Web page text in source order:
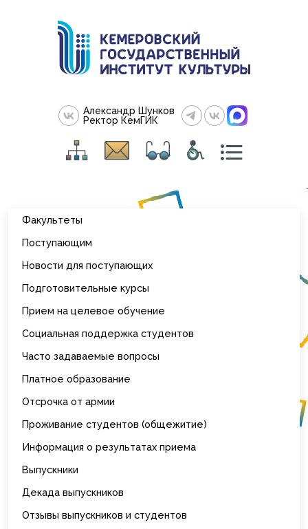
Александр Шунков
Ректор КемГИК
Факультеты
Поступающим
Новости для поступающих
Подготовительные курсы
Прием на целевое обучение
Социальная поддержка студентов
Часто задаваемые вопросы
Платное образование
Отсрочка от армии
Проживание студентов (общежитие)
Информация о результатах приема
Выпускники
Декада выпускников
Отзывы выпускников и студентов